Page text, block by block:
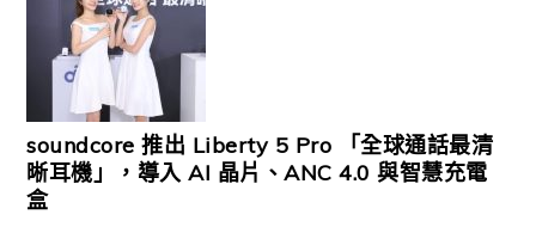
soundcore 推出 Liberty 5 Pro 「全球通話最清
晰耳機」，導入 AI 晶片、ANC 4.0 與智慧充電
盒